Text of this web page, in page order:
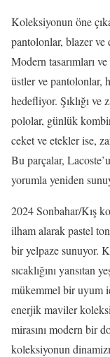
Koleksiyonun öne
pantolonlar, blazer ve
Modern tasarımları
üstler ve pantolonlar,
hedefliyor. Şıklığı
pololar, günlük
ceket ve etekler ise,
Bu parçalar,
yorumla yeniden
2024 Sonbahar/Kış
ilham alarak pastel
bir yelpaze sunuyor.
sıcaklığını yansıtan
mükemmel bir uyum
enerjik maviler
mirasını modern bir
koleksiyonun